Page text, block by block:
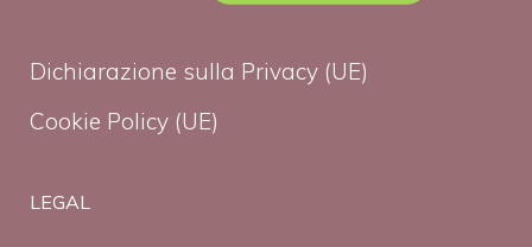
Dichiarazione sulla Privacy (UE)
Cookie Policy (UE)
LEGAL